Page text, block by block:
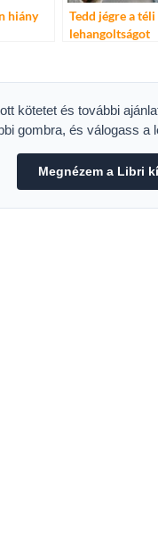
hiány
Tedd jégre a téli
lehangoltságot
kötetet és további
gombra, és válogass a
Megnézem a Libri